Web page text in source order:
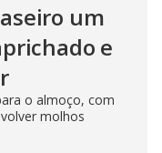
um
e
o almoço, com
molhos